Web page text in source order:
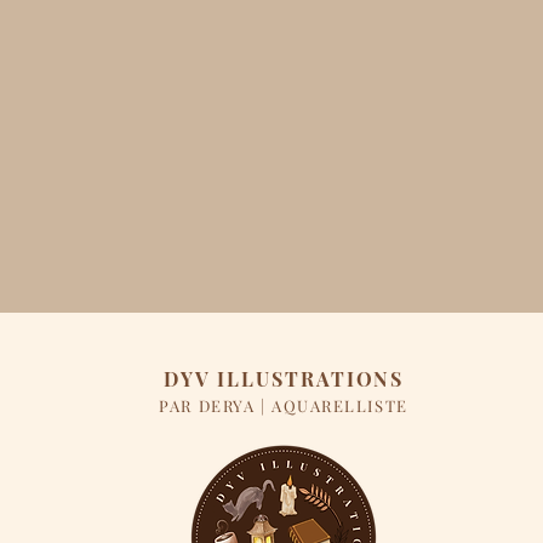
DYV ILLUSTRATIONS
PAR DERYA | AQUARELLISTE